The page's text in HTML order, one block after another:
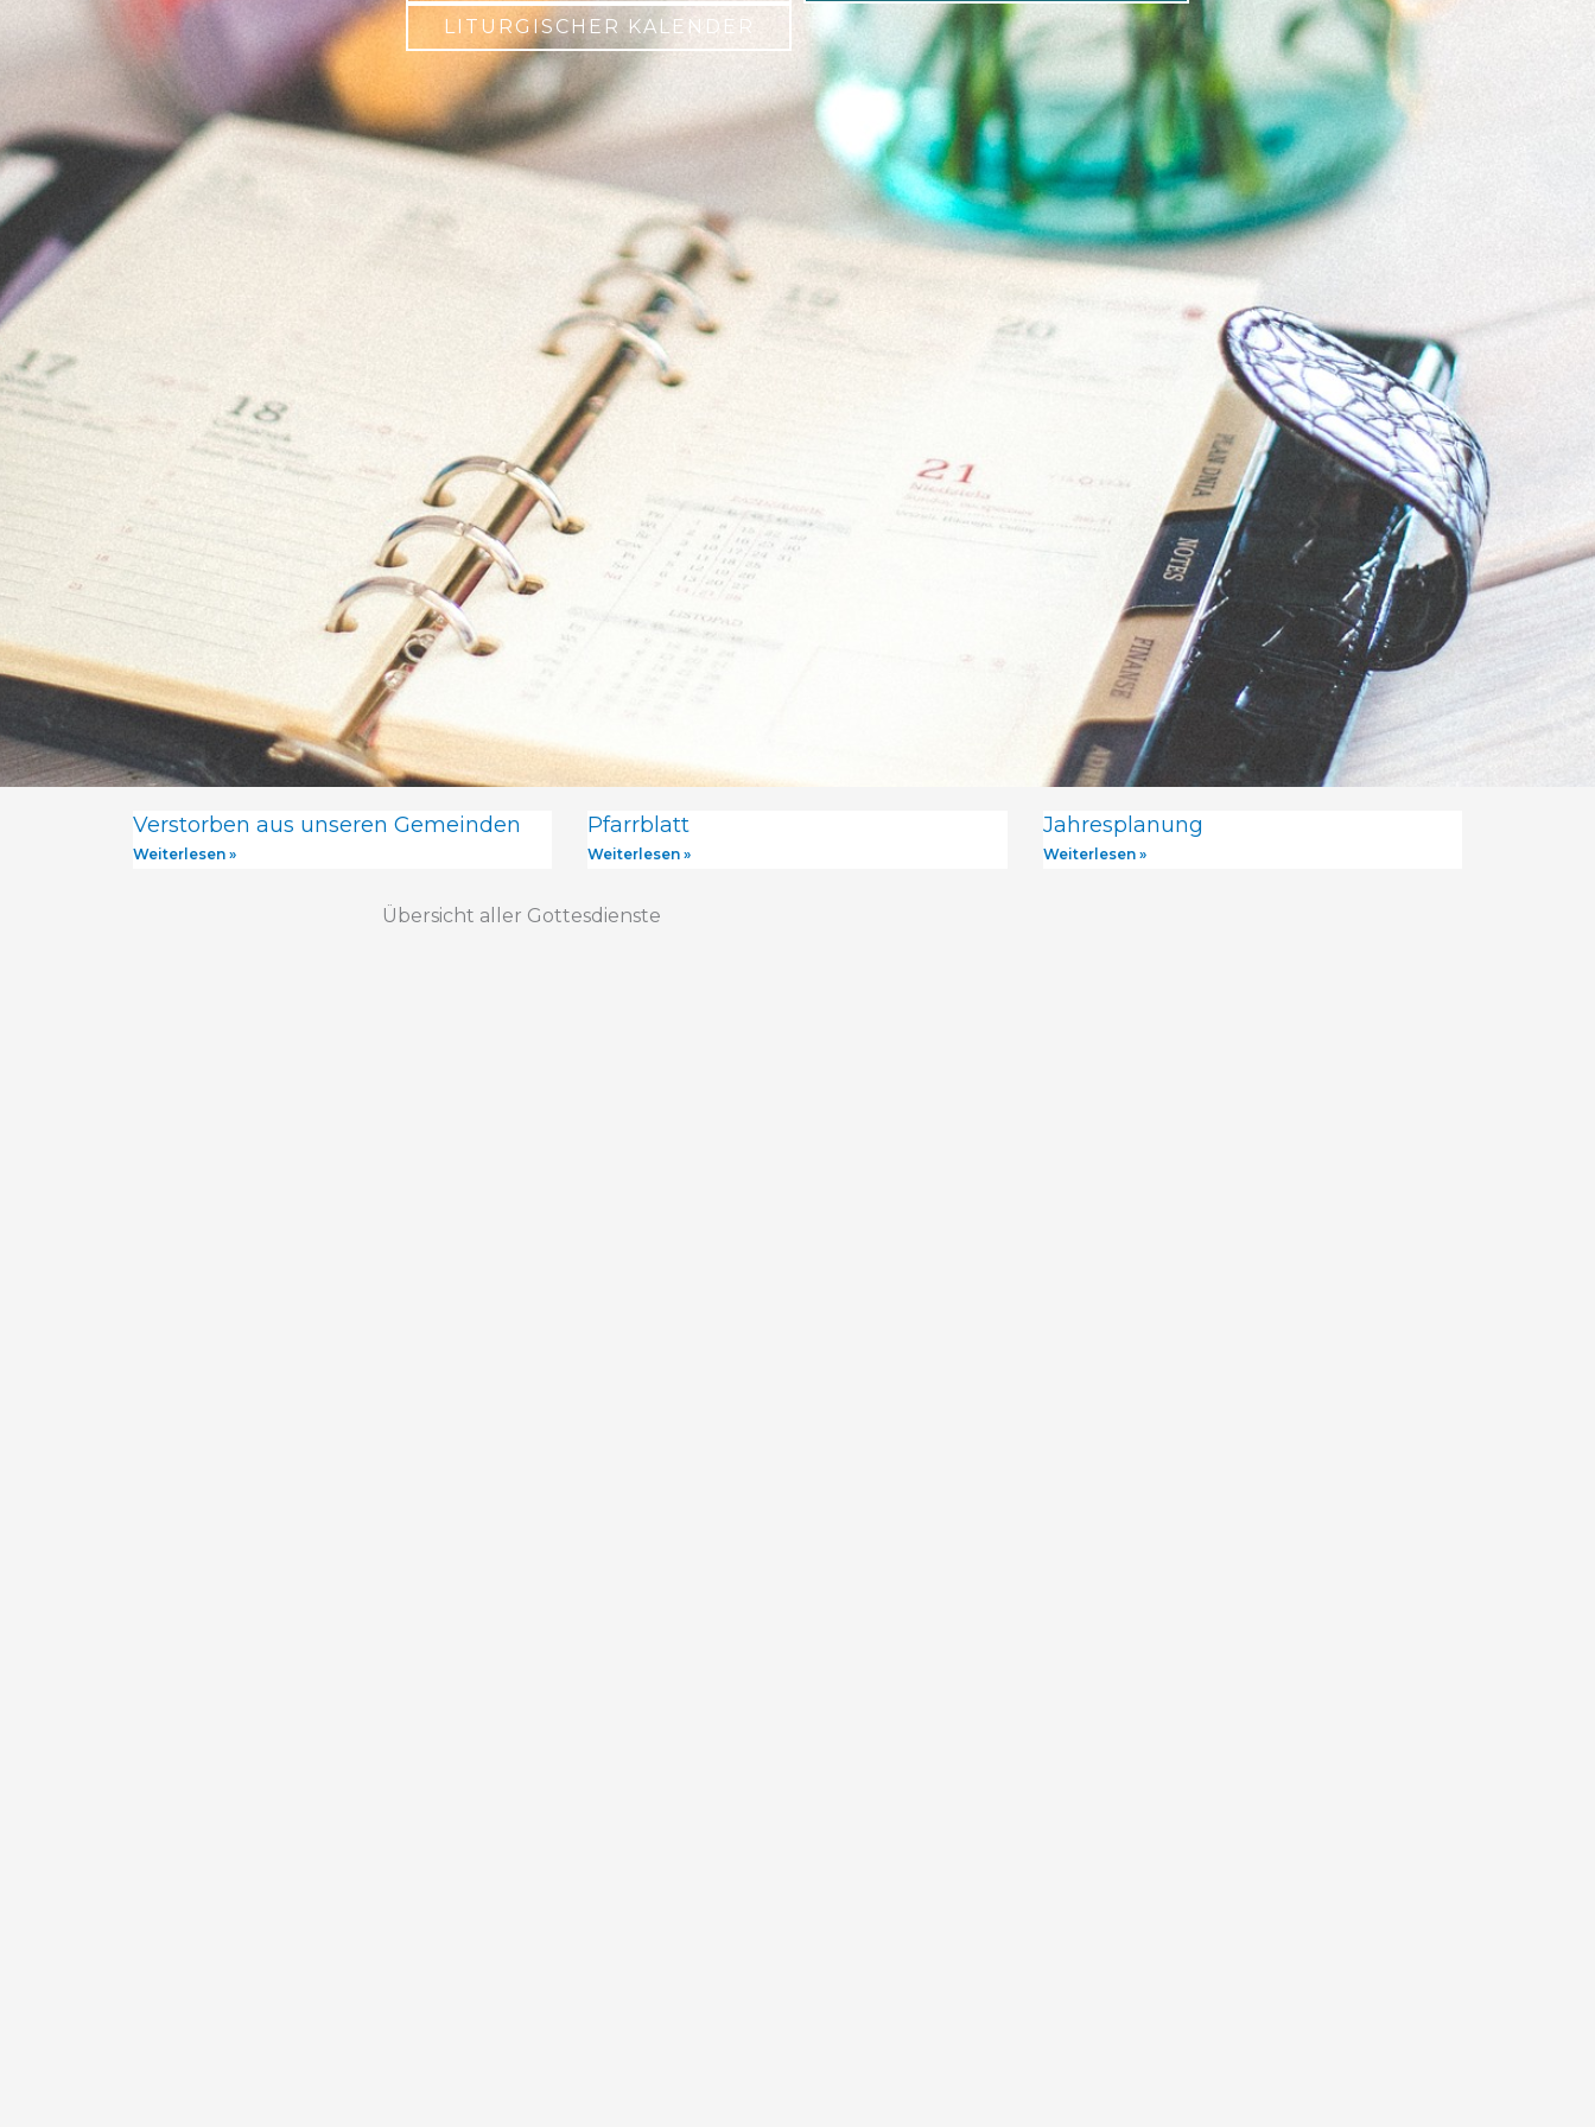
LITURGISCHER KALENDER
Verstorben aus unseren Gemeinden
Weiterlesen »
Pfarrblatt
Weiterlesen »
Jahresplanung
Weiterlesen »
Übersicht aller Gottesdienste